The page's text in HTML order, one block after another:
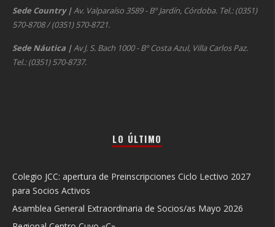
Sede Country |Av. Valparaíso 3589 - Bº Jardín, Córdoba. Tel.: (0351)
570-8708 / (0351) 570-8721.
Sede Náutica |Av J. S. Bach 1000 - Bº Costa Azul, Villa Carlos Paz.
Tel.: (0351) 570-8737.
LO ÚLTIMO
Colegio JCC: apertura de Preinscripciones Ciclo Lectivo 2027
para Socios Activos
Asamblea General Extraordinaria de Socios/as Mayo 2026